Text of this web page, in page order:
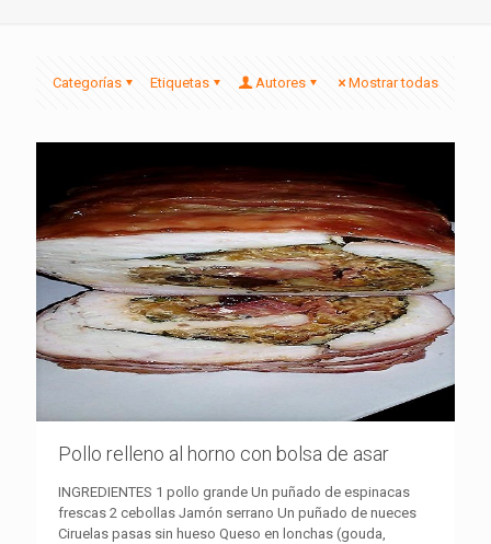
Categorías Etiquetas Autores Mostrar todas
Pollo relleno al horno con bolsa de asar
INGREDIENTES 1 pollo grande Un puñado de espinacas
frescas 2 cebollas Jamón serrano Un puñado de nueces
Ciruelas pasas sin hueso Queso en lonchas (gouda,